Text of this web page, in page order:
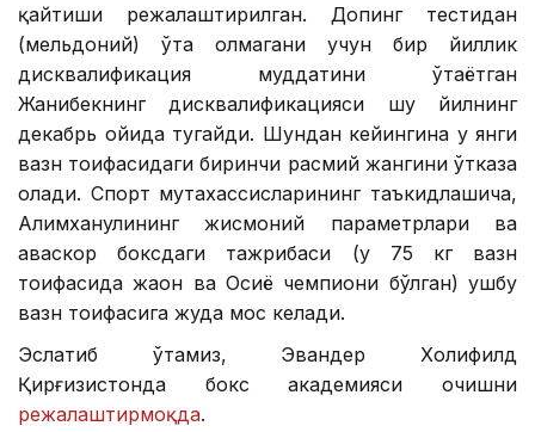
қайтиши режалаштирилган. Допинг тестидан
(мельдоний) ўта олмагани учун бир йиллик
дисквалификация муддатини ўтаётган
Жанибекнинг дисквалификацияси шу йилнинг
декабрь ойида тугайди. Шундан кейингина у янги
вазн тоифасидаги биринчи расмий жангини ўтказа
олади. Спорт мутахассисларининг таъкидлашича,
Алимханулининг жисмоний параметрлари ва
ҳаваскор боксдаги тажрибаси (у 75 кг вазн
тоифасида жаҳон ва Осиё чемпиони бўлган) ушбу
вазн тоифасига жуда мос келади.
Эслатиб ўтамиз, Эвандер Холифилд
Қирғизистонда бокс академияси очишни
режалаштирмоқда.